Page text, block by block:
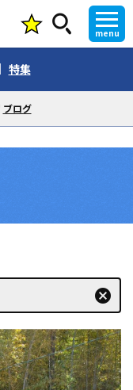
menu
特集
ブログ
cancel